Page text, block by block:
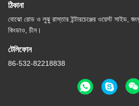
ঠিকানা
বোঝো রোড ও লুঝু রাস্তার ইন্টারচেঞ্জের ওয়েস্ট সাইড,
কিংডাও, চীন।
টেলিফোন
86-532-82218838